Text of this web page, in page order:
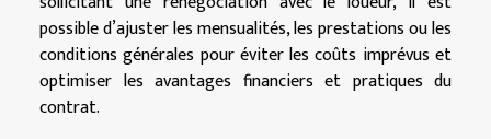
possible d’ajuster les mensualités, les prestations ou les
conditions générales pour éviter les coûts imprévus et
optimiser les avantages financiers et pratiques du
contrat.